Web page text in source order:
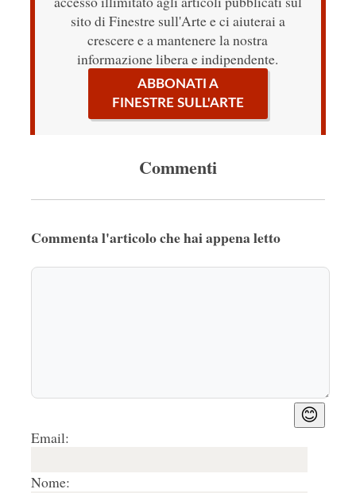
sito di Finestre sull'Arte e ci aiuterai a
crescere e a mantenere la nostra
informazione libera e indipendente.
ABBONATI A
FINESTRE SULL'ARTE
Commenti
Commenta l'articolo che hai appena letto
😊
Email:
Nome: